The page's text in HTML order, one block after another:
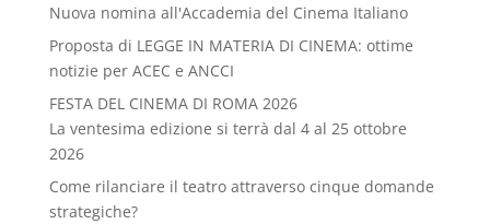
Nuova nomina all'Accademia del Cinema Italiano
Proposta di LEGGE IN MATERIA DI CINEMA: ottime
notizie per ACEC e ANCCI
FESTA DEL CINEMA DI ROMA 2026
La ventesima edizione si terrà dal 4 al 25 ottobre
2026
Come rilanciare il teatro attraverso cinque domande
strategiche?